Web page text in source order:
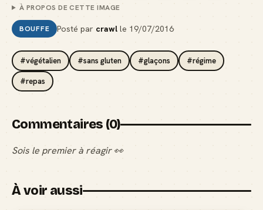
À PROPOS DE CETTE IMAGE
BOUFFE Posté par crawl le 19/07/2016
#végétalien #sans gluten #glaçons #régime
#repas
Commentaires (0)
Sois le premier à réagir 👀
À voir aussi